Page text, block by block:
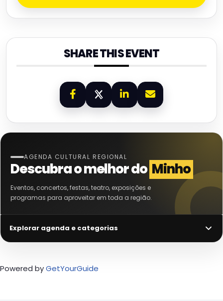
SHARE THIS EVENT
AGENDA CULTURAL REGIONAL
Descubra o melhor do Minho
Eventos, concertos, festas, teatro, exposições e
programas para aproveitar em toda a região.
Explorar agenda e categorias
Powered byGetYourGuide